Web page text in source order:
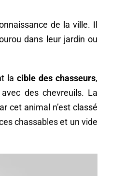
de la ville. Il
dans leur jardin ou
la cible des chasseurs,
des chevreuils. La
cet animal n’est classé
chassables et un vide